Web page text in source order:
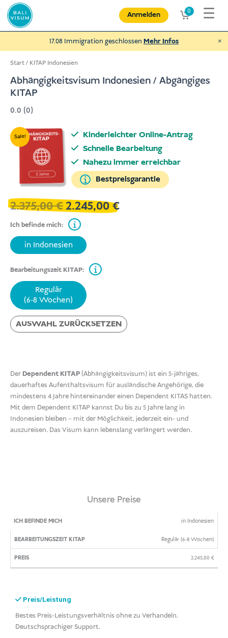
Zum
Inhalt
springen
Anmelden 0 ☰
17.08 Immigration geschlossen Mehr Infos ×
Start/ KITAP Indonesien
Abhängigkeitsvisum Indonesien / Abgängiges
KITAP
0.0 (0)
Sale!
Kinderleichter Online-Antrag
Schnelle Bearbeitung
Nahezu immer erreichbar
Bestpreisgarantie
2.375,00€Ursprünglicher
Preis
war:
2.375,00 €
2.245,00€Aktueller
Ich befinde mich:
in Indonesien
Bearbeitungszeit KITAP:
Regulär
(6-8 Wochen)
AUSWAHL ZURÜCKSETZEN
DerDependent KITAP(Abhängigkeitsvisum) ist ein 5-jähriges,
dauerhaftes Aufenthaltsvisum für ausländische Angehörige, die
mindestens 4 Jahre hintereinander einen Dependent KITAS hatten.
Mit dem Dependent KITAP kannst Du bis zu 5 Jahre lang in
Indonesien bleiben – mit der Möglichkeit, jederzeit ein- und
auszureisen. Das Visum kann lebenslang verlängert werden.
Unsere Preise
ICH
MICH
BEARBEITUNGSZEIT
in Indonesien
Regulär (6-8 Wochen)
2.245,00€
Preis/Leistung
Bestes Preis-Leistungsverhältnis ohne zu Verhandeln.
Deutschsprachiger Support.
€ Spenden